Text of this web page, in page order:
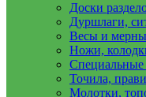
Доски
Дуршлаги,
Весы и
Ножи,
Точила,
Молотки,